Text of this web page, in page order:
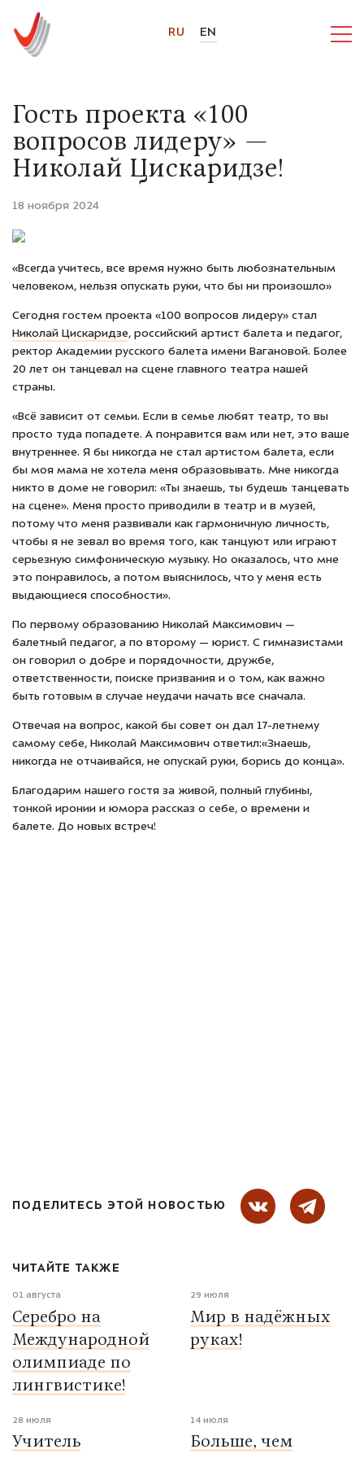
RU EN
Гость проекта «100
вопросов лидеру» —
Николай Цискаридзе!
18 ноября 2024
«Всегда учитесь, все время нужно быть любознательным
человеком, нельзя опускать руки, что бы ни произошло»
Сегодня гостем проекта «100 вопросов лидеру» стал
Николай Цискаридзе, российский артист балета и педагог,
ректор Академии русского балета имени Вагановой. Более
20 лет он танцевал на сцене главного театра нашей
страны.
«Всё зависит от семьи. Если в семье любят театр, то вы
просто туда попадете. А понравится вам или нет, это ваше
внутреннее. Я бы никогда не стал артистом балета, если
бы моя мама не хотела меня образовывать. Мне никогда
никто в доме не говорил: «Ты знаешь, ты будешь танцевать
на сцене». Меня просто приводили в театр и в музей,
потому что меня развивали как гармоничную личность,
чтобы я не зевал во время того, как танцуют или играют
серьезную симфоническую музыку. Но оказалось, что мне
это понравилось, а потом выяснилось, что у меня есть
выдающиеся способности».
По первому образованию Николай Максимович —
балетный педагог, а по второму — юрист. С гимназистами
он говорил о добре и порядочности, дружбе,
ответственности, поиске призвания и о том, как важно
быть готовым в случае неудачи начать все сначала.
Отвечая на вопрос, какой бы совет он дал 17-летнему
самому себе, Николай Максимович ответил:«Знаешь,
никогда не отчаивайся, не опускай руки, борись до конца».
Благодарим нашего гостя за живой, полный глубины,
тонкой иронии и юмора рассказ о себе, о времени и
балете. До новых встреч!
ПОДЕЛИТЕСЬ ЭТОЙ НОВОСТЬЮ
ЧИТАЙТЕ ТАКЖЕ
01 августа
Серебро на
Международной
олимпиаде по
лингвистике!
29 июля
Мир в надёжных
руках!
28 июля
Учитель
14 июля
Больше, чем